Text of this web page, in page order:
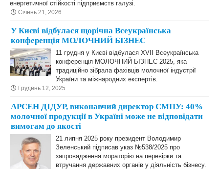
енергетичної стійкості підприємств галузі.
Січень 21, 2026
У Києві відбулася щорічна Всеукраїнська
конференція МОЛОЧНИЙ БІЗНЕС
11 грудня у Києві відбулася XVII Всеукраїнська
конференція МОЛОЧНИЙ БІЗНЕС 2025, яка
традиційно зібрала фахівців молочної індустрії
України та міжнародних експертів.
Грудень 12, 2025
АРСЕН ДІДУР, виконавчий директор СМПУ: 40%
молочної продукції в Україні може не відповідати
вимогам до якості
21 липня 2025 року президент Володимир
Зеленський підписав указ №538/2025 про
запровадження мораторію на перевірки та
втручання державних органів у діяльність бізнесу.